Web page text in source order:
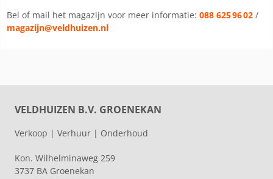
Bel of mail het magazijn voor meer informatie:088 625 96 02 /
magazijn@veldhuizen.nl
VELDHUIZEN B.V. GROENEKAN
Verkoop | Verhuur | Onderhoud
Kon. Wilhelminaweg 259
3737 BA Groenekan